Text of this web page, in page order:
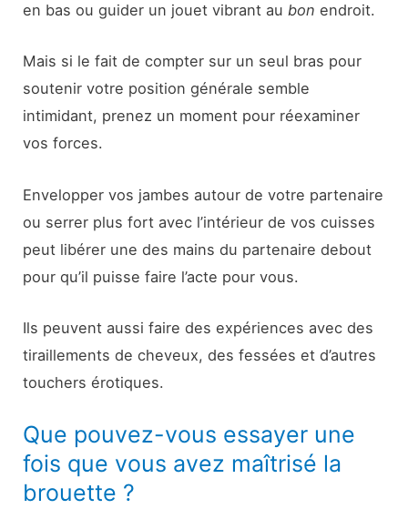
en bas ou guider un jouet vibrant aubon endroit.
Mais si le fait de compter sur un seul bras pour
soutenir votre position générale semble
intimidant, prenez un moment pour réexaminer
vos forces.
Envelopper vos jambes autour de votre partenaire
ou serrer plus fort avec l’intérieur de vos cuisses
peut libérer une des mains du partenaire debout
pour qu’il puisse faire l’acte pour vous.
Ils peuvent aussi faire des expériences avec des
tiraillements de cheveux, des fessées et d’autres
touchers érotiques.
Que pouvez-vous essayer une
fois que vous avez maîtrisé la
brouette ?